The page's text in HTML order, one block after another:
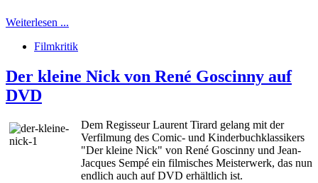
Weiterlesen ...
Filmkritik
Der kleine Nick von René Goscinny auf
DVD
Dem Regisseur Laurent Tirard gelang mit der
Verfilmung des Comic- und Kinderbuchklassikers
"Der kleine Nick" von René Goscinny und Jean-
Jacques Sempé ein filmisches Meisterwerk, das nun
endlich auch auf DVD erhältlich ist.